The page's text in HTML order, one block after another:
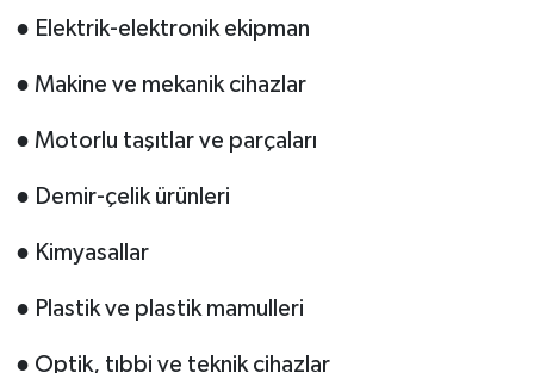
● Elektrik-elektronik ekipman
● Makine ve mekanik cihazlar
● Motorlu taşıtlar ve parçaları
● Demir-çelik ürünleri
● Kimyasallar
● Plastik ve plastik mamulleri
● Optik, tıbbi ve teknik cihazlar